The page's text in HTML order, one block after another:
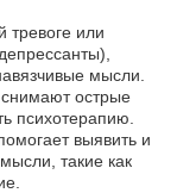
тревоге или
мысли.
снимают острые
психотерапию.
выявить и
такие как